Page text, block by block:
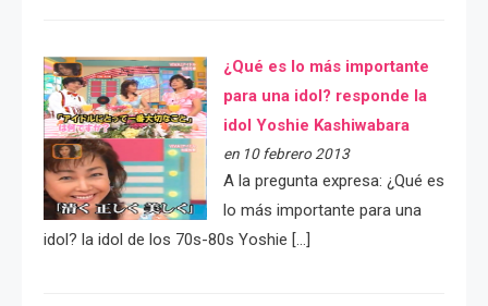
¿Qué es lo más importante
para una idol? responde la
idol Yoshie Kashiwabara
en 10 febrero 2013
A la pregunta expresa: ¿Qué es
lo más importante para una
idol? la idol de los 70s-80s Yoshie […]